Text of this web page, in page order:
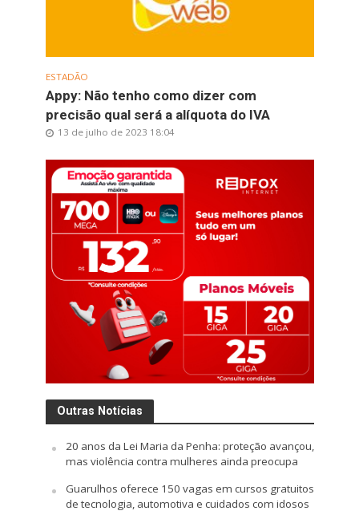
ESTADÃO
Appy: Não tenho como dizer com
precisão qual será a alíquota do IVA
13 de julho de 2023 18:04
Outras Notícias
20 anos da Lei Maria da Penha: proteção avançou,
mas violência contra mulheres ainda preocupa
Guarulhos oferece 150 vagas em cursos gratuitos
de tecnologia, automotiva e cuidados com idosos